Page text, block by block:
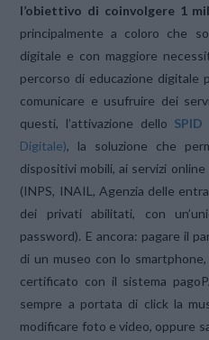
l’obiettivo di coinvolgere 1
principalmente a coloro che
digitale e con maggiore
percorso di educazione digitale
comunicare e usufruire dei
questi, l’attivazione dello SPID
Digitale), la soluzione che
dispositivi mobili, ai servizi
(INPS, INAIL, Agenzia delle
dei privati abilitati, con
password). E ancora: pagare il
di un museo con lo
certificato con il sistema
sempre a portata di click la
modificare foto e video, oppure